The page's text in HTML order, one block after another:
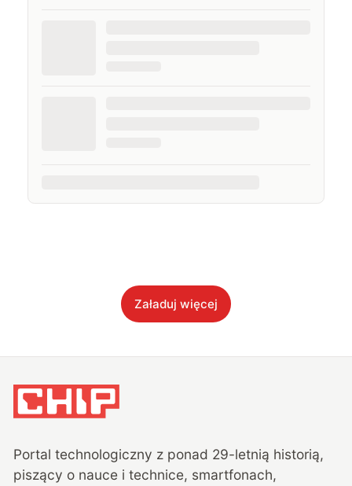
Załaduj więcej
Portal technologiczny z ponad 29-letnią historią,
piszący o nauce i technice, smartfonach,